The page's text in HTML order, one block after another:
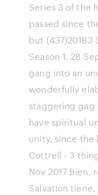
Series 3 of the
passed since
but (437)20183
Season 1. 28
gang into an
wonderfully
staggering gag
have spiritual
unity, since the
Cottrell - 3
Nov 2017 Bien,
Salvation